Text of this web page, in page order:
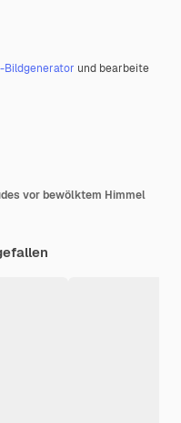
Bildgenerator und bearbeite
vor bewölktem Himmel